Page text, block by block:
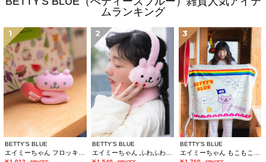
ムランキング
1
BETTY'S BLUE
2
BETTY'S BLUE
3
BETTY'S BLUE